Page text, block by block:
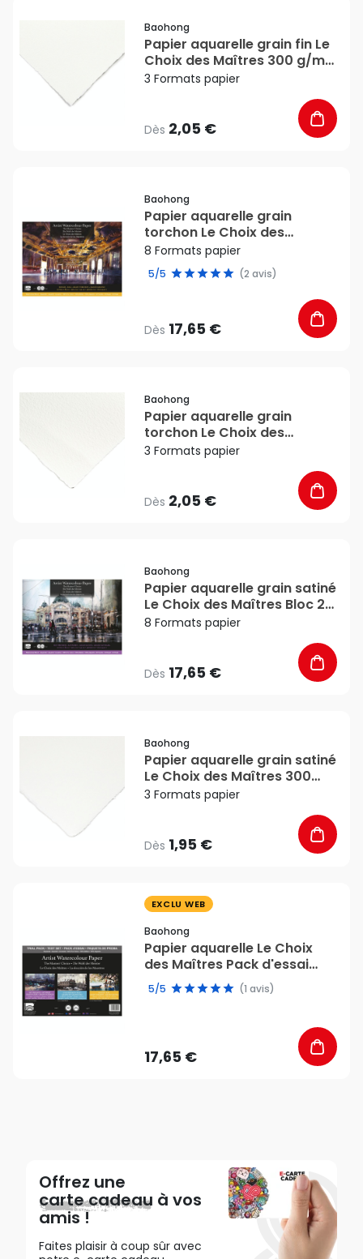
Baohong
Papier aquarelle grain fin Le
Choix des Maîtres 300 g/m²
- Baohong
3 Formats papier
Dès 2,05 €
Baohong
Papier aquarelle grain
torchon Le Choix des
Maîtres Bloc 20 feuilles 300
g/m² - Baohong
8 Formats papier
5/5 (2 avis)
Dès 17,65 €
Baohong
Papier aquarelle grain
torchon Le Choix des
Maîtres 300 g/m² - Baohong
3 Formats papier
Dès 2,05 €
Baohong
Papier aquarelle grain satiné
Le Choix des Maîtres Bloc 20
feuilles 300 g/m² - Baohong
8 Formats papier
Dès 17,65 €
Baohong
Papier aquarelle grain satiné
Le Choix des Maîtres 300
g/m² - Baohong
3 Formats papier
Dès 1,95 €
EXCLU WEB
Baohong
Papier aquarelle Le Choix
des Maîtres Pack d'essai
300 g/m² 9 feuilles -
Baohong
5/5 (1 avis)
17,65 €
Offrez une
carte cadeau à vos
amis !
Faites plaisir à coup sûr avec